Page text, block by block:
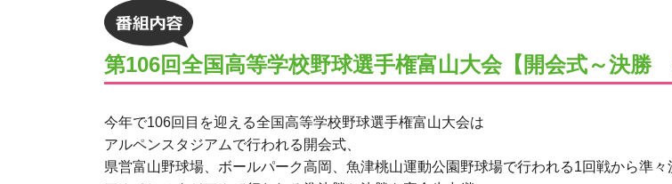
第106回全国高等学校野球選手権富山大会【開会式～決勝
今年で106回目を迎える全国高等学校野球選手権富山大会は
アルペンスタジアムで行われる開会式、
県営富山野球場、ボールパーク高岡、魚津桃山運動公園野球場で行われる1回戦から準々